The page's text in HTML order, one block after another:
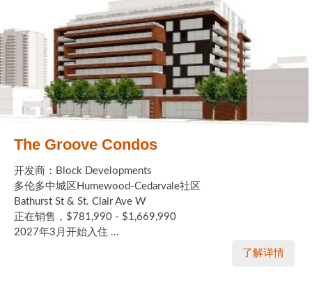
The Groove Condos
开发商：Block Developments
多伦多中城区Humewood-Cedarvale社区
Bathurst St & St. Clair Ave W
正在销售，$781,990 - $1,669,990
2027年3月开始入住 ...
了解详情